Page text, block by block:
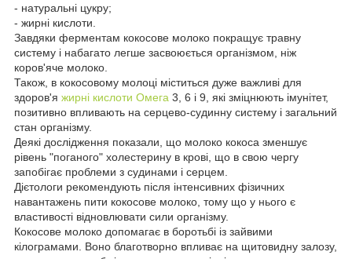
- натуральні цукру;
- жирні кислоти.
Завдяки ферментам кокосове молоко покращує травну
систему і набагато легше засвоюється організмом, ніж
коров'яче молоко.
Також, в кокосовому молоці міститься дуже важливі для
здоров'я жирні кислоти Омега 3, 6 і 9, які зміцнюють імунітет,
позитивно впливають на серцево-судинну систему і загальний
стан організму.
Деякі дослідження показали, що молоко кокоса зменшує
рівень "поганого" холестерину в крові, що в свою чергу
запобігає проблеми з судинами і серцем.
Дієтологи рекомендують після інтенсивних фізичних
навантажень пити кокосове молоко, тому що у нього є
властивості відновлювати сили організму.
Кокосове молоко допомагає в боротьбі із зайвими
кілограмами. Воно благотворно впливає на щитовидну залозу,